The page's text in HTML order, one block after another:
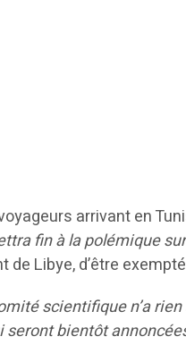
arrivant en
fin à la polémique
Libye, d’être
scientifique n’a
bientôt